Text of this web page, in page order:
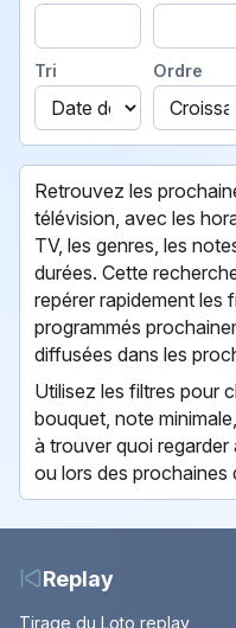
Tri Ordre
Retrouvez les
télévision, avec les
TV, les genres, les
durées. Cette
repérer rapidement les
programmés
diffusées dans les
Utilisez les filtres pour
bouquet, note
à trouver quoi regarder
ou lors des prochaines
Replay
Tirage du Loto replay